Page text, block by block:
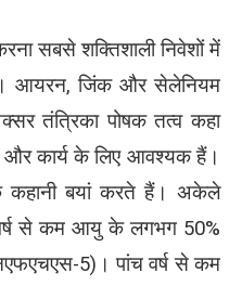
सबसे शक्तिशाली निवेशों में
आयरन, जिंक और सेलेनियम
तंत्रिका पोषक तत्व कहा
और कार्य के लिए आवश्यक हैं।
बयां करते हैं। अकेले
से कम आयु के लगभग 50%
5)। पांच वर्ष से कम